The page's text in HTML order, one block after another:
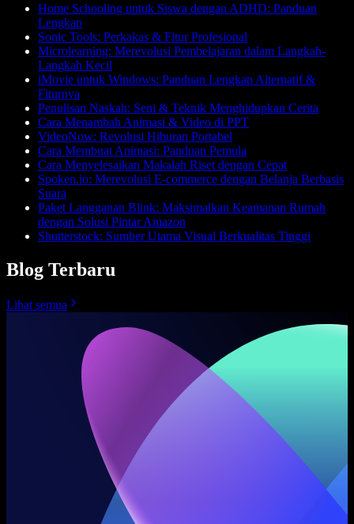
Home Schooling untuk Siswa dengan ADHD: Panduan
Lengkap
Sonic Tools: Perkakas & Fitur Profesional
Microlearning: Merevolusi Pembelajaran dalam Langkah-
Langkah Kecil
iMovie untuk Windows: Panduan Lengkap Alternatif &
Fiturnya
Penulisan Naskah: Seni & Teknik Menghidupkan Cerita
Cara Menambah Animasi & Video di PPT
VideoNow: Revolusi Hiburan Portabel
Cara Membuat Animasi: Panduan Pemula
Cara Menyelesaikan Makalah Riset dengan Cepat
Spoken.io: Merevolusi E-commerce dengan Belanja Berbasis
Suara
Paket Langganan Blink: Maksimalkan Keamanan Rumah
dengan Solusi Pintar Amazon
Shutterstock: Sumber Utama Visual Berkualitas Tinggi
Blog Terbaru
Lihat semua